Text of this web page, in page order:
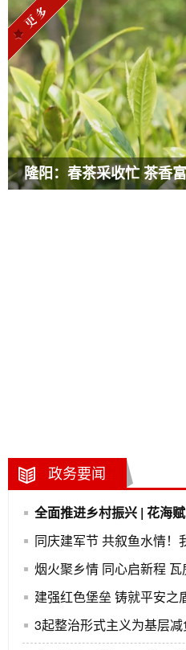
隆阳：春茶采收忙 茶香
政务要闻
同庆建军节 共叙鱼水情！
3起整治形式主义为基层减